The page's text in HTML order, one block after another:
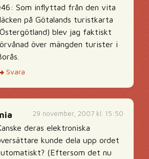
Som inflyttad från den vita
på Götalands turistkarta
blev jag faktiskt
över mängden turister i
Svara
29 november, 2007 kl. 15:50
deras elektroniska
kunde dela upp ordet
(Eftersom det nu